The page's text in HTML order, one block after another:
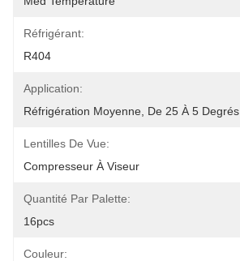
Réfrigérant:
R404
Application:
Réfrigération Moyenne, De 25 À 5 Degrés
Lentilles De Vue:
Compresseur À Viseur
Quantité Par Palette:
16pcs
Couleur: